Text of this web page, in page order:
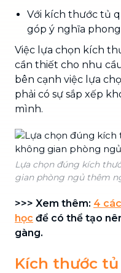
Với kích thước tủ
góp ý nghĩa
Việc lựa chọn kích
cần thiết cho nhu
bên cạnh việc lựa
phải có sự sắp xếp
mình.
Lựa chọn đúng kích
gian phòng ngủ thêm
>>> Xem thêm: 4
học để có thể tạo
gàng.
Kích thước